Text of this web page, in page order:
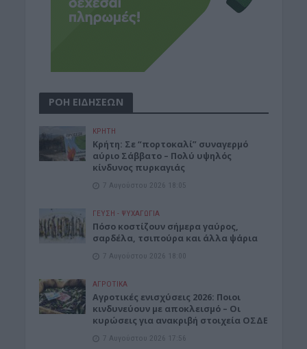
ΡΟΗ ΕΙΔΗΣΕΩΝ
ΚΡΗΤΗ
Κρήτη: Σε “πορτοκαλί” συναγερμό
αύριο Σάββατο – Πολύ υψηλός
κίνδυνος πυρκαγιάς
7 Αυγούστου 2026 18:05
ΓΕΎΣΗ - ΨΥΧΑΓΩΓΊΑ
Πόσο κοστίζουν σήμερα γαύρος,
σαρδέλα, τσιπούρα και άλλα ψάρια
7 Αυγούστου 2026 18:00
ΑΓΡΟΤΙΚΑ
Αγροτικές ενισχύσεις 2026: Ποιοι
κινδυνεύουν με αποκλεισμό – Οι
κυρώσεις για ανακριβή στοιχεία ΟΣΔΕ
7 Αυγούστου 2026 17:56